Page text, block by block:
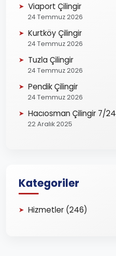
Viaport Çilingir
24 Temmuz 2026
Kurtköy Çilingir
24 Temmuz 2026
Tuzla Çilingir
24 Temmuz 2026
Pendik Çilingir
24 Temmuz 2026
Hacıosman Çilingir 7/24
22 Aralık 2025
Kategoriler
Hizmetler (246)